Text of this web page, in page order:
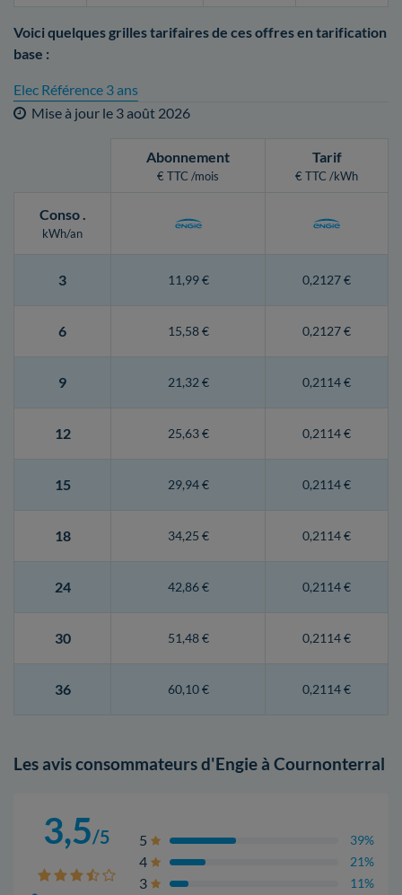
Voici quelques grilles tarifaires de ces offres en tarification
base :
Elec Référence 3 ans
Mise à jour le 3 août 2026
Abonnement
€ TTC /mois
Tarif
€ TTC /kWh
Conso.
kWh/an
3 11,99 € 0,2127 €
6 15,58 € 0,2127 €
9 21,32 € 0,2114 €
12 25,63 € 0,2114 €
15 29,94 € 0,2114 €
18 34,25 € 0,2114 €
24 42,86 € 0,2114 €
30 51,48 € 0,2114 €
36 60,10 € 0,2114 €
Les avis consommateurs d'Engie à Cournonterral
3,5/5 5 39%
4 21%
3 11%